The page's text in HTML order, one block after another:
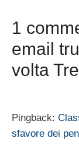
1
email
volta
Pingback:
sfavore dei